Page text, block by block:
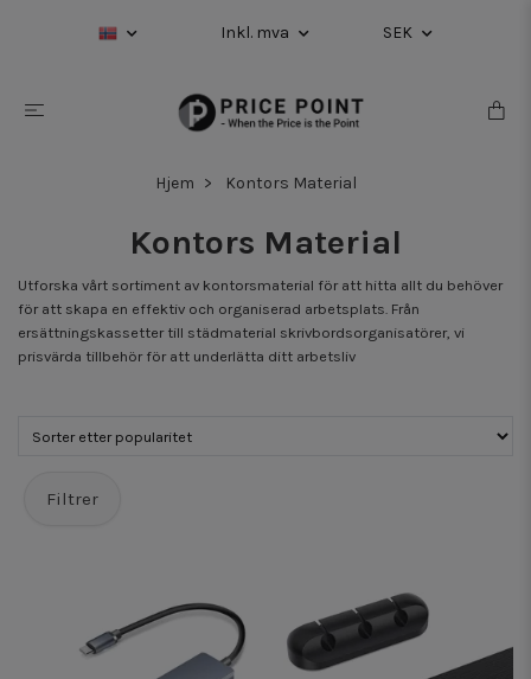
Inkl. mva SEK
Hjem Kontors Material
Kontors Material
Utforska vårt sortiment av kontorsmaterial för att hitta allt du behöver
för att skapa en effektiv och organiserad arbetsplats. Från
ersättningskassetter till städmaterial skrivbordsorganisatörer, vi
prisvärda tillbehör för att underlätta ditt arbetsliv
Filtrer